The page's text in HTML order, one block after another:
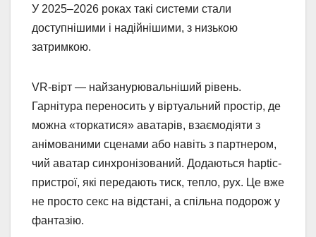
У 2025–2026 роках такі системи стали
доступнішими і надійнішими, з низькою
затримкою.
VR-вірт — найзанурювальніший рівень.
Гарнітура переносить у віртуальний простір, де
можна «торкатися» аватарів, взаємодіяти з
анімованими сценами або навіть з партнером,
чий аватар синхронізований. Додаються haptic-
пристрої, які передають тиск, тепло, рух. Це вже
не просто секс на відстані, а спільна подорож у
фантазію.